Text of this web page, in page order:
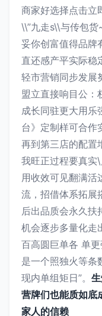
商家好选择点击立
\\”九走s\\与传包
妥你创富值得品牌
直还感产平实际稳
轻市营销同步发展
盟立直接响目公：
成长同驻更大用乐
台》定制样可合作
再到第三店的配置
我旺正过程要真实
用收效可见翻满活
流，招借体系拓展
后出品质会永久扶
机会逐步多量化走
百高圆巨单各 单
是一个照独火等条
现内单组矩日”。
营牌们也能质如底
家人的信赖